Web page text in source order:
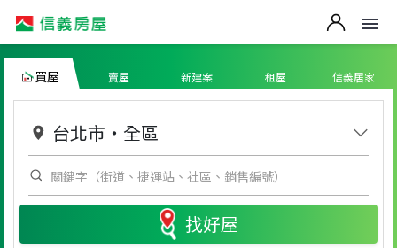
買屋 賣屋 新建案 租屋 信義居家
台北市 ・ 全區
找好屋